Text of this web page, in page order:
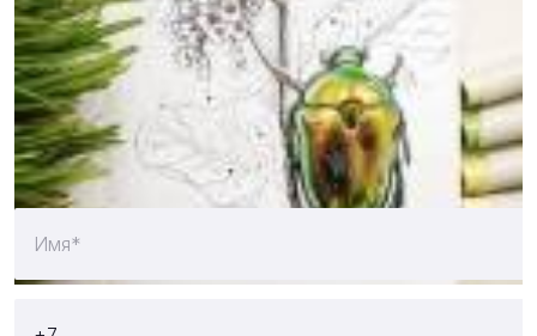
03 июля 2018
Отправляйте свои работы